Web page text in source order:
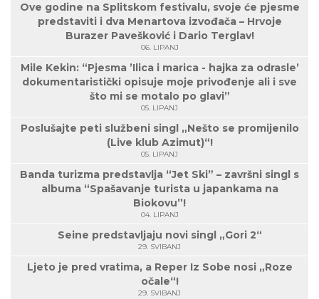
Ove godine na Splitskom festivalu, svoje će pjesme
predstaviti i dva Menartova izvođača – Hrvoje
Burazer Pavešković i Dario Terglav!
06. LIPANJ
Mile Kekin: “Pjesma ’Ilica i marica - hajka za odrasle’
dokumentaristički opisuje moje privođenje ali i sve
što mi se motalo po glavi”
05. LIPANJ
Poslušajte peti službeni singl „Nešto se promijenilo
(Live klub Azimut)“!
05. LIPANJ
Banda turizma predstavlja “Jet Ski” – završni singl s
albuma “Spašavanje turista u japankama na
Biokovu”!
04. LIPANJ
Seine predstavljaju novi singl „Gori 2“
29. SVIBANJ
Ljeto je pred vratima, a Reper Iz Sobe nosi „Roze
očale“!
29. SVIBANJ